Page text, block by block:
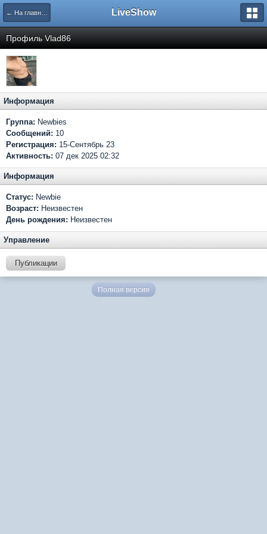
← На главную LiveShow
Профиль Vlad86
Информация
Группа: Newbies
Сообщений: 10
Регистрация: 15-Сентябрь 23
Активность: 07 дек 2025 02:32
Информация
Статус: Newbie
Возраст: Неизвестен
День рождения: Неизвестен
Управление
Публикации
Полная версия